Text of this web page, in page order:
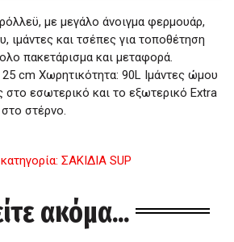
με μεγάλο άνοιγμα φερμουάρ,
ιμάντες και τσέπες για τοποθέτηση
πακετάρισμα και μεταφορά.
cm Χωρητικότητα: 90L Ιμάντες ώμου
στο εσωτερικό και το εξωτερικό Extra
στέρνο.
: ΣΑΚΙΔΙΑ SUP
ακόμα...